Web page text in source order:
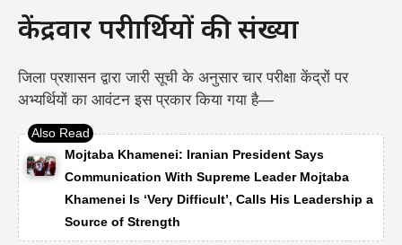
केंद्रवार परीक्षार्थियों की संख्या
जिला प्रशासन द्वारा जारी सूची के अनुसार चार परीक्षा केंद्रों पर
अभ्यर्थियों का आवंटन इस प्रकार किया गया है—
Mojtaba Khamenei: Iranian President Says
Communication With Supreme Leader Mojtaba
Khamenei Is ‘Very Difficult’, Calls His Leadership a
Source of Strength